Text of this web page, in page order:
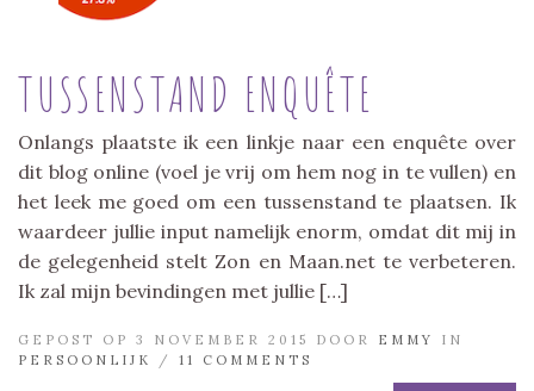
TUSSENSTAND ENQUÊTE
Onlangs plaatste ik een linkje naar een enquête over
dit blog online (voel je vrij om hem nog in te vullen) en
het leek me goed om een tussenstand te plaatsen. Ik
waardeer jullie input namelijk enorm, omdat dit mij in
de gelegenheid stelt Zon en Maan.net te verbeteren.
Ik zal mijn bevindingen met jullie […]
GEPOST OP 3 NOVEMBER 2015 DOOR EMMY
IN
PERSOONLIJK
/ 11 COMMENTS